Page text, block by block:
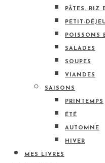
PÂTES, RIZ
PETIT-
POISSONS
SALADES
SOUPES
VIANDES
SAISONS
PRINTEMPS
ÉTÉ
AUTOMNE
HIVER
MES LIVRES